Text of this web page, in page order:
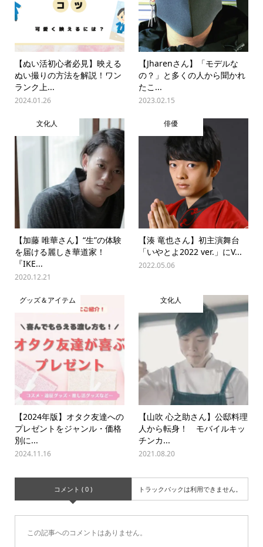
【ぬい活初心者必見】映える
ぬい撮りの方法を解説！ワン
ランク上...
2024.01.26
【Jharenさん】「モデルな
の？」と多くの人から聞かれ
たこ...
2023.02.15
文化人
【加藤 唯華さん】“生”の体験
を届ける麗しき華道家！
『IKE...
2020.12.21
俳優
【湊 竜也さん】初主演舞台
「いやとよ2022 ver.」にV...
2022.05.06
グッズ＆アイテム
【2024年版】オタク友達への
プレゼントをジャンル・価格
別に...
2024.11.16
文化人
【山吹 心之助さん】公邸料理
人から転身！ モバイルキッ
チンカ...
2021.08.20
コメント ( 0 ) トラックバックは利用できません。
この記事へのコメントはありません。